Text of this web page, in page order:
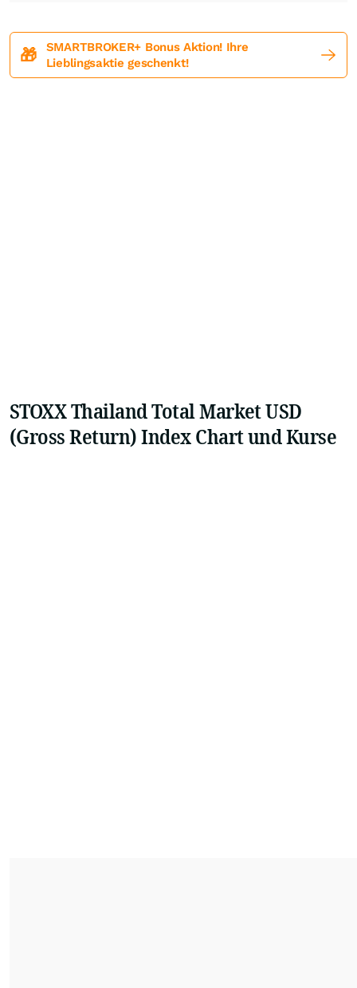
🎁
SMARTBROKER+ Bonus Aktion! Ihre
Lieblingsaktie geschenkt!
STOXX Thailand Total Market USD
(Gross Return) Index Chart und Kurse